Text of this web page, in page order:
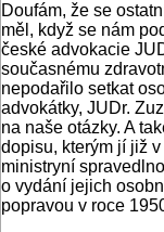
Doufám, že se
měl, když se nám
české advokacie
současnému
nepodařilo setkat
advokátky, JUDr.
na naše otázky. A
dopisu, kterým jí již
ministryní
o vydání jejich
popravou v roce